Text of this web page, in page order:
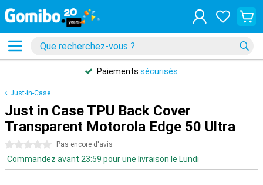
Paiements sécurisés
Just-in-Case
Just in Case TPU Back Cover
Transparent Motorola Edge 50 Ultra
0 étoiles Pas encore d'avis
Commandez avant 23:59 pour une livraison le Lundi